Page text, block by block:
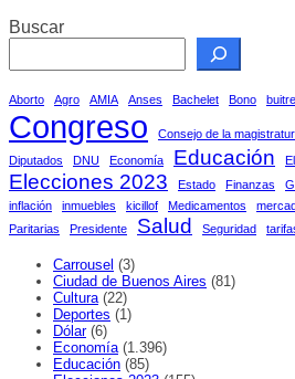
Buscar
Aborto Agro AMIA Anses Bachelet Bono
Congreso Consejo de la
Diputados
DNU Economía Educación
Elecciones 2023 Estado Finanzas
inflación
inmuebles kicillof Medicamentos
Paritarias
Presidente Salud Seguridad
Carrousel (3)
Ciudad de Buenos Aires (81)
Cultura (22)
Deportes (1)
Dólar(6)
Economía (1.396)
Educación (85)